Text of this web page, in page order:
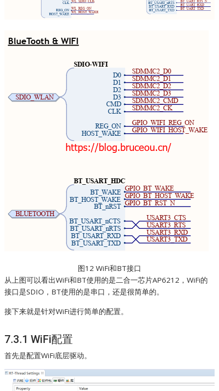
图12 WiFi和BT接口
从上图可以看出WiFi和BT使用的是二合一芯片AP6212，WiFi的
接口是SDIO，BT使用的是串口，还是很简单的。
接下来就是针对WiFi进行简单的配置。
7.3.1 WiFi配置
首先是配置WiFi底层驱动。